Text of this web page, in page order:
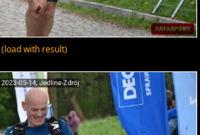
with result)